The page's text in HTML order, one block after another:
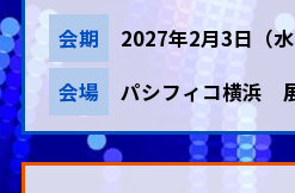
会期
2027年2月3日（水
会場
パシフィコ横浜